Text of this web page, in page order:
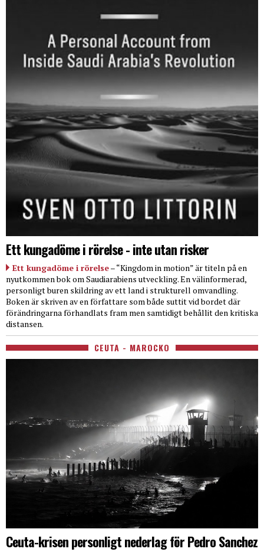
Ett kungadöme i rörelse - inte utan risker
Ett kungadöme i rörelse– “Kingdom in motion” är titeln på en
nyutkommen bok om Saudiarabiens utveckling. En välinformerad,
personligt buren skildring av ett land i strukturell omvandling.
Boken är skriven av en författare som både suttit vid bordet där
förändringarna förhandlats fram men samtidigt behållit den kritiska
distansen.
CEUTA - MAROCKO
Ceuta-krisen personligt nederlag för Pedro Sanchez